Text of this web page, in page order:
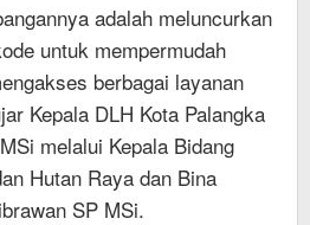
adalah meluncurkan
untuk mempermudah
berbagai layanan
Kepala DLH Kota Palangka
melalui Kepala Bidang
Hutan Raya dan Bina
SP MSi.